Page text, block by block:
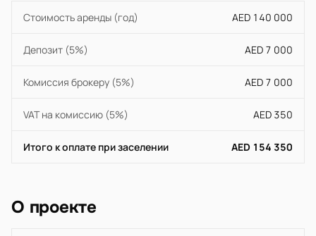
Стоимость аренды (год) AED 140 000
Депозит (5%) AED 7 000
Комиссия брокеру (5%) AED 7 000
VAT на комиссию (5%) AED 350
Итого к оплате при заселении AED 154 350
О проекте